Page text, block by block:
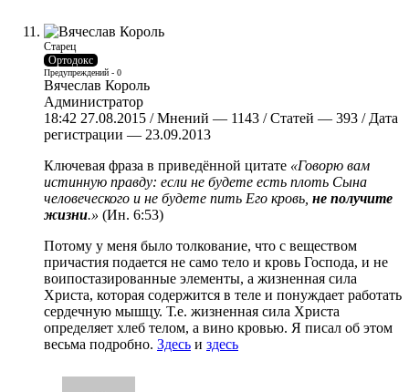
Старец
Ортодокс
Предупреждений - 0
Вячеслав Король
Администратор
18:42 27.08.2015 / Мнений — 1143 / Статей — 393 / Дата
регистрации — 23.09.2013
Ключевая фраза в приведённой цитате «Говорю вам
истинную правду: если не будете есть плоть Сына
человеческого и не будете пить Его кровь, не получите
жизни.» (Ин. 6:53)
Потому у меня было толкование, что с веществом
причастия подается не само тело и кровь Господа, и не
воипостазированные элементы, а жизненная сила
Христа, которая содержится в теле и понуждает работать
сердечную мышцу. Т.е. жизненная сила Христа
определяет хлеб телом, а вино кровью. Я писал об этом
весьма подробно. Здесь и здесь